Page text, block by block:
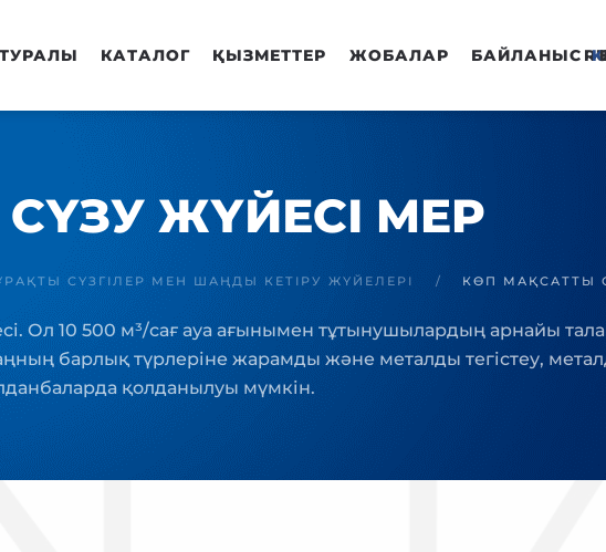
КАТАЛОГ ҚЫЗМЕТТЕР ЖОБАЛАР БАЙЛАНЫС
ЖҮЙЕСІ MEP
СҮЗГІЛЕР МЕН ШАҢДЫ КЕТІРУ ЖҮЙЕЛЕРІ КӨП МАҚСАТТЫ
Ол 10 500 м³/сағ ауа ағынымен тұтынушылардың арнайы
барлық түрлеріне жарамды және металды тегістеу,
қолданылуы мүмкін.